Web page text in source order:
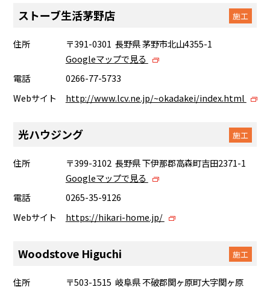
ストーブ生活茅野店 施工
住所
〒391-0301 長野県 茅野市北山4355-1
Googleマップで見る
電話
0266-77-5733
Webサイト
http://www.lcv.ne.jp/~okadakei/index.html
光ハウジング 施工
住所
〒399-3102 長野県 下伊那郡高森町吉田2371-1
Googleマップで見る
電話
0265-35-9126
Webサイト
https://hikari-home.jp/
Woodstove Higuchi 施工
住所
〒503-1515 岐阜県 不破郡関ヶ原町大字関ヶ原